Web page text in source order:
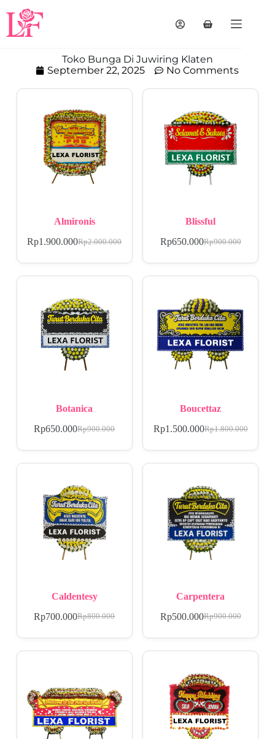
Toko Bunga Di Juwiring Klaten
September 22, 2025
No Comments
Almironis
Rp2.000.000
Rp1.900.000
Blissful
Rp900.000
Rp650.000
Botanica
Rp900.000
Rp650.000
Boucettaz
Rp1.800.000
Rp1.500.000
Caldentesy
Rp800.000
Rp700.000
Carpentera
Rp900.000
Rp500.000